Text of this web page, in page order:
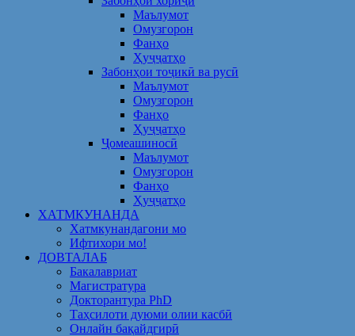
Маълумот
Омузгорон
Фанҳо
Ҳуҷҷатҳо
Забонҳои тоҷикӣ ва русӣ
Маълумот
Омузгорон
Фанҳо
Ҳуҷҷатҳо
Ҷомеашиносӣ
Маълумот
Омузгорон
Фанҳо
Ҳуҷҷатҳо
ХАТМКУНАНДА
Хатмкунандагони мо
Ифтихори мо!
ДОВТАЛАБ
Бакалавриат
Магистратура
Докторантура PhD
Таҳсилоти дуюми олии касбӣ
Онлайн бақайдгирӣ